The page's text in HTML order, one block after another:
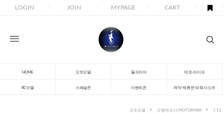
LOGIN JOIN MYPAGE CART
HOME 오토모델 돌프라자 데코-라이프
RC모델 스페셜존 이벤트존 제작-제휴문의/회사소개
오토모델 모형제조사/MOTORMAX 1:12